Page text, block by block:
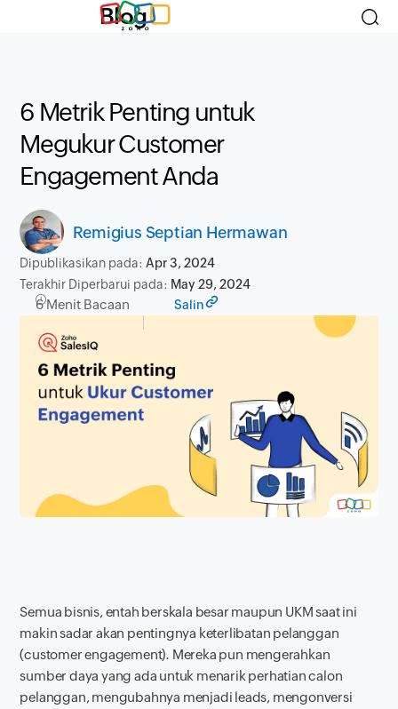
Blog
6 Metrik Penting untuk
Megukur Customer
Engagement Anda
Remigius Septian Hermawan
Dipublikasikan pada:Apr 3, 2024
Terakhir Diperbarui pada: May 29, 2024
6 Menit Bacaan Salin
Semua bisnis, entah berskala besar maupun UKM saat ini
makin sadar akan pentingnya keterlibatan pelanggan
(customer engagement). Mereka pun mengerahkan
sumber daya yang ada untuk menarik perhatian calon
pelanggan, mengubahnya menjadi leads, mengonversi